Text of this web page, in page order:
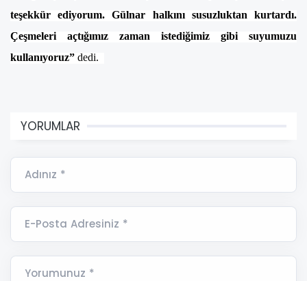
teşekkür ediyorum. Gülnar halkını susuzluktan kurtardı.
Çeşmeleri açtığımız zaman istediğimiz gibi suyumuzu
kullanıyoruz” dedi.
YORUMLAR
Adınız *
E-Posta Adresiniz *
Yorumunuz *